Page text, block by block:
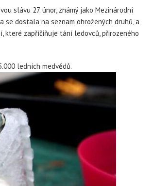
slávu 27. únor, známý jako Mezinárodní
se dostala na seznam ohrožených druhů, a
zapříčiňuje tání ledovců, přirozeného
ledních medvědů.